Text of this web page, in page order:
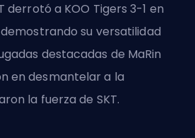
derrotó a KOO Tigers 3-1 en
su versatilidad
destacadas de MaRin
en desmantelar a la
la fuerza de SKT.